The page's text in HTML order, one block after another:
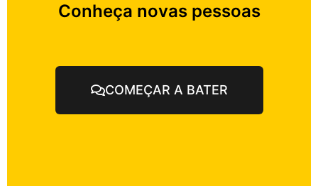
Conheça novas pessoas
COMEÇAR A BATER